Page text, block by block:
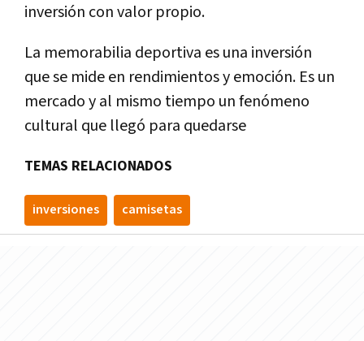
inversión con valor propio.
La memorabilia deportiva es una inversión
que se mide en rendimientos y emoción. Es un
mercado y al mismo tiempo un fenómeno
cultural que llegó para quedarse
TEMAS RELACIONADOS
inversiones camisetas